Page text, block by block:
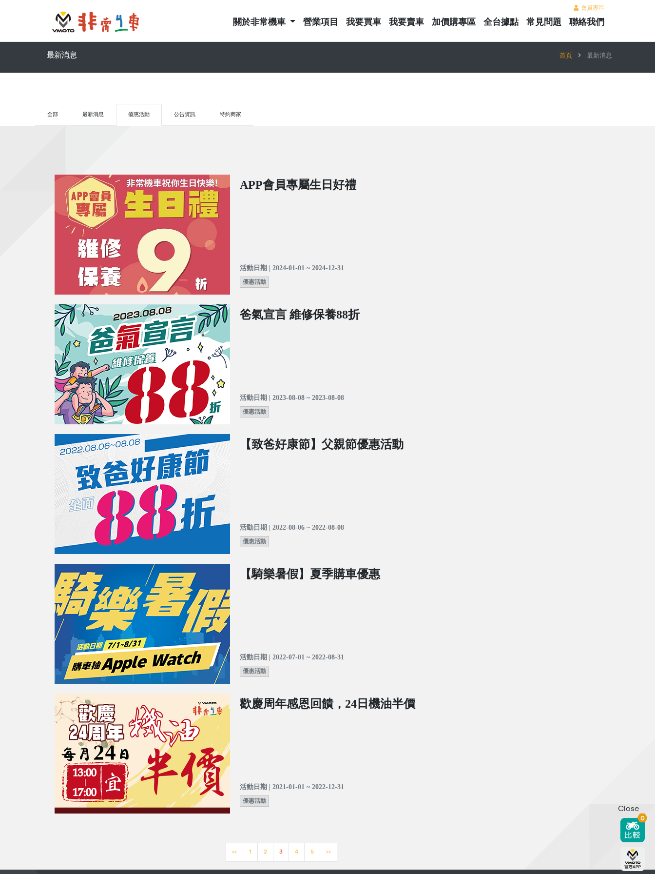
會員專區
關於非常機車 營業項目 我要買車 我要賣車 加價購專區 全台據點 常見問題 聯絡我們
最新消息 首頁 最新消息
全部 最新消息 優惠活動 公告資訊 特約商家
APP會員專屬生日好禮
活動日期 | 2024-01-01 ~ 2024-12-31
優惠活動
爸氣宣言 維修保養88折
活動日期 | 2023-08-08 ~ 2023-08-08
優惠活動
【致爸好康節】父親節優惠活動
活動日期 | 2022-08-06 ~ 2022-08-08
優惠活動
【騎樂暑假】夏季購車優惠
活動日期 | 2022-07-01 ~ 2022-08-31
優惠活動
歡慶周年感恩回饋，24日機油半價
活動日期 | 2021-01-01 ~ 2022-12-31
優惠活動
<< 1 2 3 4 5 >>
Close
0